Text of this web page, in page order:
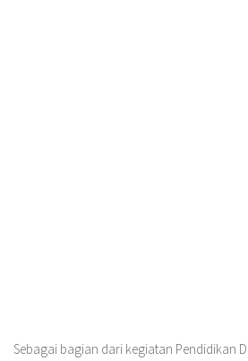
Sebagai bagian dari kegiatan Pendidikan